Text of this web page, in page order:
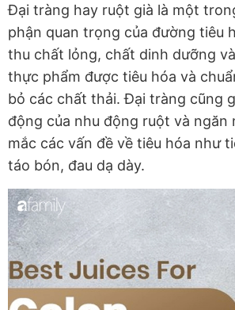
Đại tràng hay ruột già là một
phận quan trọng của đường tiêu
thu chất lỏng, chất dinh dưỡng
thực phẩm được tiêu hóa và
bỏ các chất thải. Đại tràng cũng
động của nhu động ruột và ngăn
mắc các vấn đề về tiêu hóa như
táo bón, đau dạ dày.